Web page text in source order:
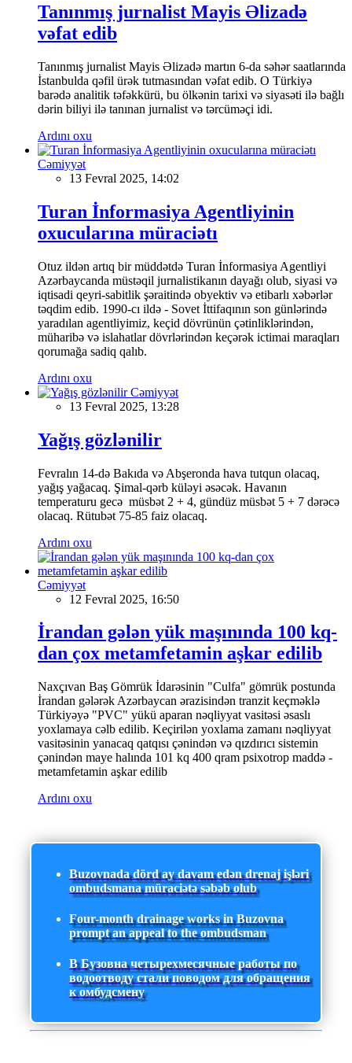
Tanınmış jurnalist Mayis Əlizadə
vəfat edib
Tanınmış jurnalist Mayis Əlizadə martın 6-da səhər saatlarında
İstanbulda qəfil ürək tutmasından vəfat edib. O Türkiyə
barədə analitik təfəkkürü, bu ölkənin tarixi və siyasəti ilə bağlı
dərin biliyi ilə tanınan jurnalist və tərcüməçi idi.
Ardını oxu
Cəmiyyət
13 Fevral 2025, 14:02
Turan İnformasiya Agentliyinin
oxucularına müraciətı
Otuz ildən artıq bir müddətdə Turan İnformasiya Agentliyi
Azərbaycanda müstəqil jurnalistikanın dayağı olub, siyasi və
iqtisadi qeyri-sabitlik şəraitində obyektiv və etibarlı xəbərlər
təqdim edib. 1990-cı ildə - Sovet İttifaqının son günlərində
yaradılan agentliyimiz, keçid dövrünün çətinliklərindən,
müharibə və islahatlar dövrlərindən keçərək ictimai maraqları
qorumağa sadiq qalıb.
Ardını oxu
Cəmiyyət
13 Fevral 2025, 13:28
Yağış gözlənilir
Fevralın 14-də Bakıda və Abşeronda hava tutqun olacaq,
yağış yağacaq. Şimal-qərb küləyi əsəcək. Havanın
temperaturu gecə müsbət 2 + 4, gündüz müsbət 5 + 7 dərəcə
olacaq. Rütubət 75-85 faiz olacaq.
Ardını oxu
Cəmiyyət
12 Fevral 2025, 16:50
İrandan gələn yük maşınında 100 kq-
dan çox metamfetamin aşkar edilib
Naxçıvan Baş Gömrük İdarəsinin "Culfa" gömrük postunda
İrandan gələrək Azərbaycan ərazisindən tranzit keçməklə
Türkiyəyə "PVC" yükü aparan nəqliyyat vasitəsi əsaslı
yoxlamaya cəlb edilib. Keçirilən yoxlama zamanı nəqliyyat
vasitəsinin yanacaq qatqısı çənindən və qızdırıcı sistemin
çənindən maye halında 101 kq 400 qram psixotrop maddə -
metamfetamin aşkar edilib
Ardını oxu
Buzovnada dörd ay davam edən drenaj işləri
ombudsmana müraciətə səbəb olub
Four-month drainage works in Buzovna
prompt an appeal to the ombudsman
В Бузовна четырехмесячные работы по
водоотводу стали поводом для обращения
к омбудсмену